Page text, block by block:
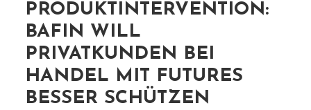
PRODUKTINTERVENTION:
BAFIN WILL
PRIVATKUNDEN BEI
HANDEL MIT FUTURES
BESSER SCHÜTZEN